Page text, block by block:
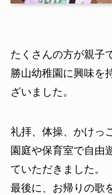
たくさんの方が親子
勝山幼稚園に興味を
ざいました。
礼拝、体操、かけっ
園庭や保育室で自由
ていただきました。
最後に、お帰りの歌